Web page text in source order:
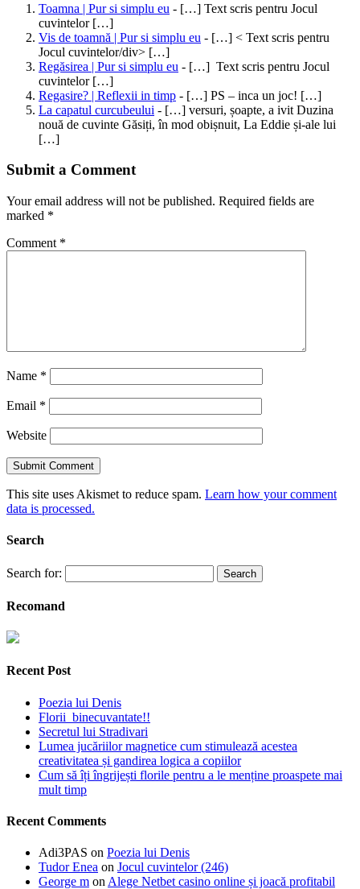
Toamna | Pur si simplu eu - […] Text scris pentru Jocul
cuvintelor […]
Vis de toamnă | Pur si simplu eu - […] < Text scris pentru
Jocul cuvintelor/div> […]
Regăsirea | Pur si simplu eu - […] Text scris pentru Jocul
cuvintelor […]
Regasire? | Reflexii in timp - […] PS – inca un joc! […]
La capatul curcubeului - […] versuri, șoapte, a ivit Duzina
nouă de cuvinte Găsiți, în mod obișnuit, La Eddie și-ale lui
[…]
Submit a Comment
Your email address will not be published. Required fields are
marked *
Comment *
Name *
Email *
Website
This site uses Akismet to reduce spam. Learn how your comment
data is processed.
Search
Search for:
Recomand
Recent Post
Poezia lui Denis
Florii binecuvantate!!
Secretul lui Stradivari
Lumea jucăriilor magnetice cum stimulează acestea
creativitatea și gandirea logica a copiilor
Cum să îți îngrijești florile pentru a le menține proaspete mai
mult timp
Recent Comments
Adi3PAS on Poezia lui Denis
Tudor Enea on Jocul cuvintelor (246)
George m on Alege Netbet casino online și joacă profitabil